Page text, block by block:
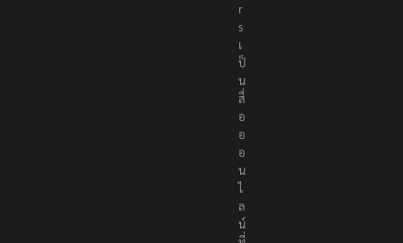
r
s
เ
ป็
น
สื่
อ
อ
อ
น
ไ
ล
น์